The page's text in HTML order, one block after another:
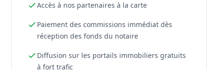
Accès à nos partenaires à la carte
Paiement des commissions immédiat dès
réception des fonds du notaire
Diffusion sur les portails immobiliers gratuits
à fort trafic